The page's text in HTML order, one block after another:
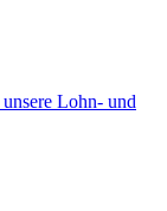
Lohn- und